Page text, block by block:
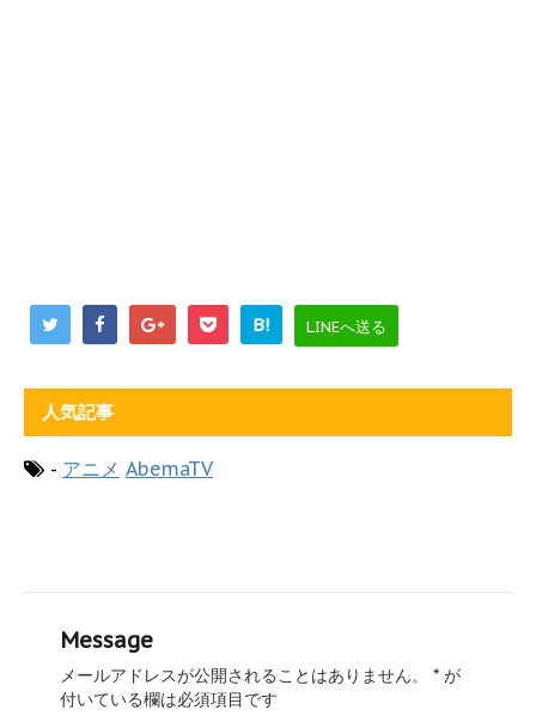
B! LINEへ送る
人気記事
- アニメ AbemaTV
Message
メールアドレスが公開されることはありません。 * が
付いている欄は必須項目です